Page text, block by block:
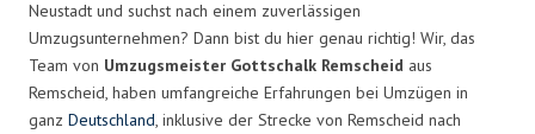
Neustadt und suchst nach einem zuverlässigen
Umzugsunternehmen? Dann bist du hier genau richtig! Wir, das
Team von Umzugsmeister Gottschalk Remscheid aus
Remscheid, haben umfangreiche Erfahrungen bei Umzügen in
ganz Deutschland, inklusive der Strecke von Remscheid nach